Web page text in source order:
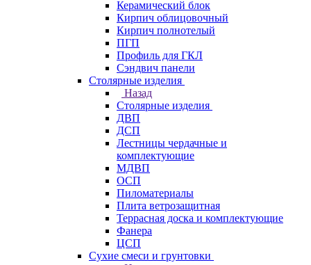
Керамический блок
Кирпич облицовочный
Кирпич полнотелый
ПГП
Профиль для ГКЛ
Сэндвич панели
Столярные изделия
Назад
Столярные изделия
ДВП
ДСП
Лестницы чердачные и
комплектующие
МДВП
ОСП
Пиломатериалы
Плита ветрозащитная
Террасная доска и комплектующие
Фанера
ЦСП
Сухие смеси и грунтовки